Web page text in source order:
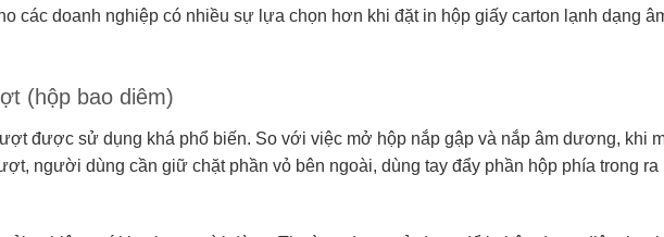
các doanh nghiệp có nhiều sự lựa chọn hơn khi đặt in hộp giấy carton lạnh dạng
(hộp bao diêm)
được sử dụng khá phổ biến. So với việc mở hộp nắp gập và nắp âm dương, khi
người dùng cần giữ chặt phần vỏ bên ngoài, dùng tay đẩy phần hộp phía trong